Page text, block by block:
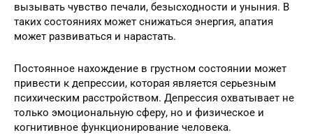
вызывать чувство печали, безысходности и уныния. В
таких состояниях может снижаться энергия, апатия
может развиваться и нарастать.
Постоянное нахождение в грустном состоянии может
привести к депрессии, которая является серьезным
психическим расстройством. Депрессия охватывает не
только эмоциональную сферу, но и физическое и
когнитивное функционирование человека.